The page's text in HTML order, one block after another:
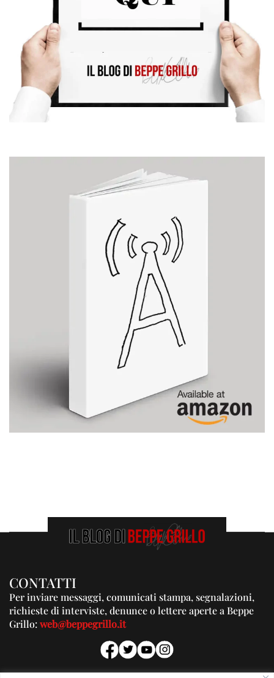
CONTATTI
Per inviare messaggi, comunicati stampa, segnalazioni,
richieste di interviste, denunce o lettere aperte a Beppe
Grillo:web@beppegrillo.it